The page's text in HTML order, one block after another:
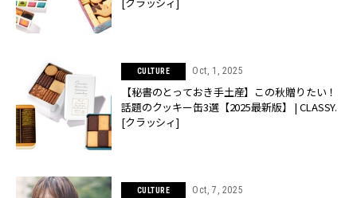
[クラッシィ]
CULTURE Oct, 1, 2025
【秘書のとっておき手土産】この秋贈りたい！
話題のクッキー缶3選【2025最新版】 | CLASSY.
[クラッシィ]
CULTURE Oct, 7, 2025